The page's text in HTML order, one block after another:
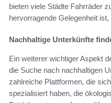
bieten viele Städte Fahrräder
hervorragende Gelegenheit
Nachhaltige Unterkünfte
Ein weiterer wichtiger Aspekt
die Suche nach nachhaltigen
zahlreiche Plattformen, die
spezialisiert haben, die